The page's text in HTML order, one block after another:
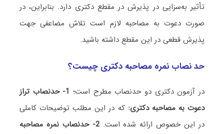
تأثیر به‌سزایی در پذیرش در مقطع دکتری دارد. بنابراین، در
صورت دعوت به مصاحبه لازم است تلاش مضاعفی جهت
پذیرش قطعی در این مقطع داشته باشید.
حد نصاب نمره مصاحبه دکتری چیست؟
در آزمون دکتری دو حدنصاب مطرح است؛
1- حدنصاب تراز
دعوت به مصاحبه دکتری: که در این مطلب توضیحات کاملی
در این خصوص ارائه شده است. 2- حدنصاب نمره مصاحبه